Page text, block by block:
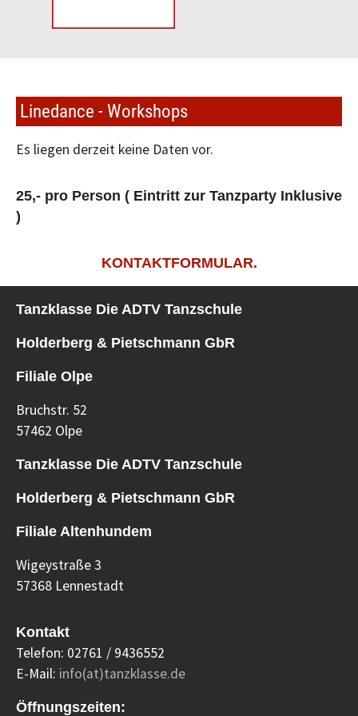
Linedance - Workshops
Es liegen derzeit keine Daten vor.
25,- pro Person ( Eintritt zur Tanzparty Inklusive
)
KONTAKTFORMULAR.
Tanzklasse Die ADTV Tanzschule
Holderberg & Pietschmann GbR
Filiale Olpe
Bruchstr. 52
57462 Olpe
Tanzklasse Die ADTV Tanzschule
Holderberg & Pietschmann GbR
Filiale Altenhundem
Wigeystraße 3
57368 Lennestadt
Kontakt
Telefon: 02761 / 9436552
E-Mail: info(at)tanzklasse.de
Öffnungszeiten: